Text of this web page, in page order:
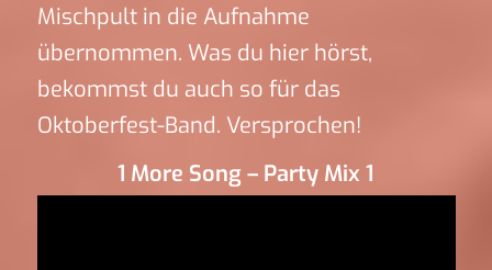
Mischpult in die Aufnahme
übernommen. Was du hier hörst,
bekommst du auch so für das
Oktoberfest-Band. Versprochen!
1 More Song – Party Mix 1